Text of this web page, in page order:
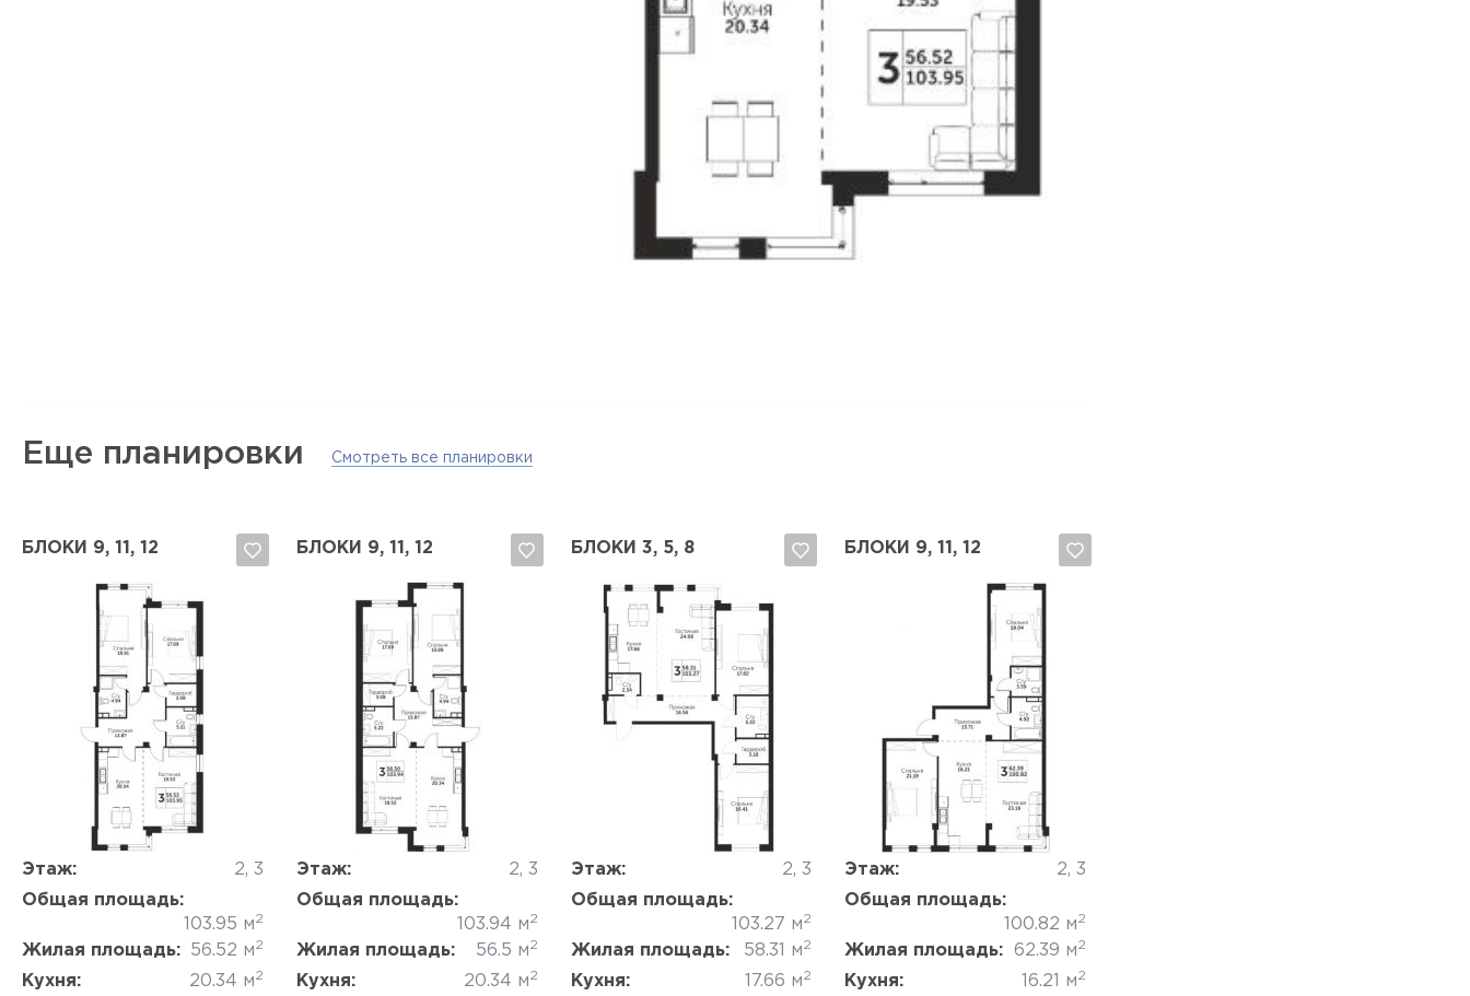
Еще планировки Смотреть все планировки
БЛОКИ 9, 11, 12
Этаж:
2, 3
Общая площадь:
103.95 м2
Жилая площадь: 56.52 м2
Кухня: 20.34 м2
Да, удалить Отмена
БЛОКИ 9, 11, 12
Этаж:
2, 3
Общая площадь:
103.94 м2
Жилая площадь: 56.5 м2
Кухня: 20.34 м2
Да, удалить Отмена
БЛОКИ 3, 5, 8
Этаж:
2, 3
Общая площадь:
103.27 м2
Жилая площадь: 58.31 м2
Кухня: 17.66 м2
БЛОКИ 9, 11, 12
Этаж:
2, 3
Общая площадь:
100.82 м2
Жилая площадь: 62.39 м2
Кухня: 16.21 м2
Да, удалить Отмена